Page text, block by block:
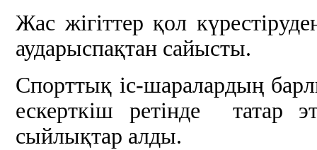
Жас жігіттер қол
аударыспақтан сайысты.
Спорттық іс-шаралардың
ескерткіш ретінде татар
сыйлықтар алды.